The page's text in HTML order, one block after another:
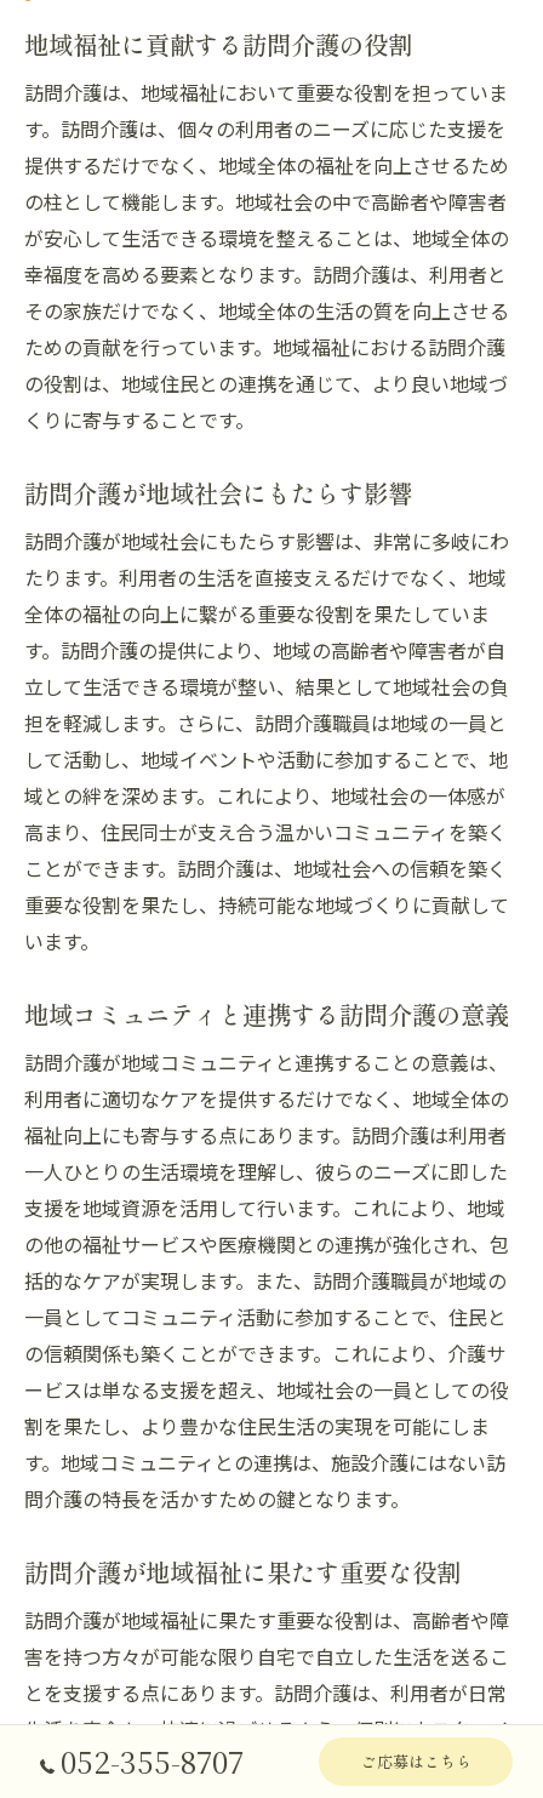
地域福祉に貢献する訪問介護の役割
訪問介護は、地域福祉において重要な役割を担っていま
す。訪問介護は、個々の利用者のニーズに応じた支援を
提供するだけでなく、地域全体の福祉を向上させるため
の柱として機能します。地域社会の中で高齢者や障害者
が安心して生活できる環境を整えることは、地域全体の
幸福度を高める要素となります。訪問介護は、利用者と
その家族だけでなく、地域全体の生活の質を向上させる
ための貢献を行っています。地域福祉における訪問介護
の役割は、地域住民との連携を通じて、より良い地域づ
くりに寄与することです。
訪問介護が地域社会にもたらす影響
訪問介護が地域社会にもたらす影響は、非常に多岐にわ
たります。利用者の生活を直接支えるだけでなく、地域
全体の福祉の向上に繋がる重要な役割を果たしていま
す。訪問介護の提供により、地域の高齢者や障害者が自
立して生活できる環境が整い、結果として地域社会の負
担を軽減します。さらに、訪問介護職員は地域の一員と
して活動し、地域イベントや活動に参加することで、地
域との絆を深めます。これにより、地域社会の一体感が
高まり、住民同士が支え合う温かいコミュニティを築く
ことができます。訪問介護は、地域社会への信頼を築く
重要な役割を果たし、持続可能な地域づくりに貢献して
います。
地域コミュニティと連携する訪問介護の意義
訪問介護が地域コミュニティと連携することの意義は、
利用者に適切なケアを提供するだけでなく、地域全体の
福祉向上にも寄与する点にあります。訪問介護は利用者
一人ひとりの生活環境を理解し、彼らのニーズに即した
支援を地域資源を活用して行います。これにより、地域
の他の福祉サービスや医療機関との連携が強化され、包
括的なケアが実現します。また、訪問介護職員が地域の
一員としてコミュニティ活動に参加することで、住民と
の信頼関係も築くことができます。これにより、介護サ
ービスは単なる支援を超え、地域社会の一員としての役
割を果たし、より豊かな住民生活の実現を可能にしま
す。地域コミュニティとの連携は、施設介護にはない訪
問介護の特長を活かすための鍵となります。
訪問介護が地域福祉に果たす重要な役割
訪問介護が地域福祉に果たす重要な役割は、高齢者や障
害を持つ方々が可能な限り自宅で自立した生活を送るこ
とを支援する点にあります。訪問介護は、利用者が日常
生活を安全かつ快適に過ごせるよう、個別にカスタマイ
ズされたケアプランを提供します。このような支援を通
052-355-8707 ご応募はこちら